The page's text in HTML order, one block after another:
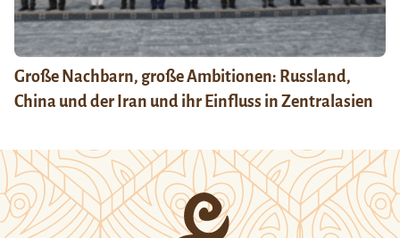
Große Nachbarn, große Ambitionen: Russland,
China und der Iran und ihr Einfluss in Zentralasien